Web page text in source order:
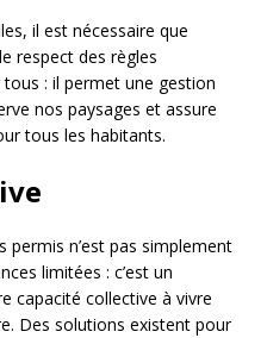
il est nécessaire que
respect des règles
: il permet une gestion
nos paysages et assure
tous les habitants.
permis n’est pas simplement
limitées : c’est un
capacité collective à vivre
Des solutions existent pour